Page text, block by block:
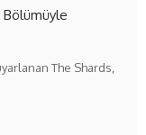
Bölümüyle
The Shards,